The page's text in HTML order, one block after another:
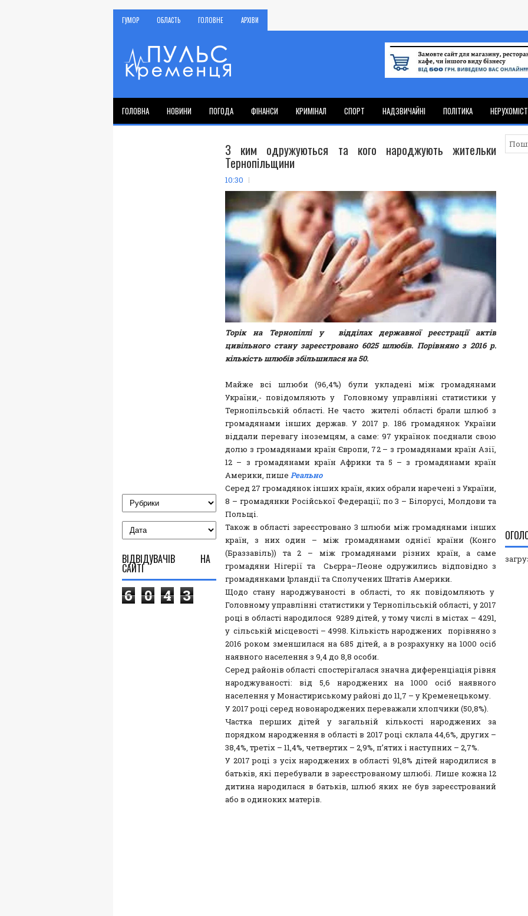
ГУМОР ОБЛАСТЬ ГОЛОВНЕ АРХІВИ
ГОЛОВНА НОВИНИ ПОГОДА ФІНАНСИ КРИМІНАЛ СПОРТ НАДЗВИЧАЙНІ ПОЛІТИКА
З ким одружуються та кого народжують жительки
Тернопільщини
10:30
Торік на Тернопіллі у відділах державної реєстрації актів
цивільного стану зареєстровано 6025 шлюбів. Порівняно з 2016 р.
кількість шлюбів збільшилася на 50.
Майже всі шлюби (96,4%) були укладені між громадянами
України,- повідомляють у Головному управлінні статистики у
Тернопільській області. Не часто жителі області брали шлюб з
громадянами інших держав. У 2017 р. 186 громадянок України
віддали перевагу іноземцям, а саме: 97 українок поєднали свою
долю з громадянами країн Європи, 72 – з громадянами країн Азії,
12 – з громадянами країн Африки та 5 – з громадянами країн
Америки, пише Реально
Серед 27 громадянок інших країн, яких обрали наречені з України,
8 – громадянки Російської Федерації; по 3 – Білорусі, Молдови та
Польщі.
Також в області зареєстровано 3 шлюби між громадянами інших
країн, з них один – між громадянами однієї країни (Конго
(Браззавіль)) та 2 – між громадянами різних країн, а саме
громадяни Нігерії та Сьєрра–Леоне одружились відповідно з
громадянками Ірландії та Сполучених Штатів Америки.
Щодо стану народжуваності в області, то як повідомляють у
Головному управлінні статистики у Тернопільській області, у 2017
році в області народилося 9289 дітей, у тому числі в містах – 4291,
у сільській місцевості – 4998. Кількість народжених порівняно з
2016 роком зменшилася на 685 дітей, а в розрахунку на 1000 осіб
наявного населення з 9,4 до 8,8 особи.
Серед районів області спостерігалася значна диференціація рівня
народжуваності: від 5,6 народжених на 1000 осіб наявного
населення у Монастириському районі до 11,7 – у Кременецькому.
У 2017 році серед новонароджених переважали хлопчики (50,8%).
Частка перших дітей у загальній кількості народжених за
порядком народження в області в 2017 році склала 44,6%, других –
38,4%, третіх – 11,4%, четвертих – 2,9%, п’ятих і наступних – 2,7%.
У 2017 році з усіх народжених в області 91,8% дітей народилися в
батьків, які перебували в зареєстрованому шлюбі. Лише кожна 12
дитина народилася в батьків, шлюб яких не був зареєстрований
або в одиноких матерів.
ВІДВІДУВАЧІВ НА
САЙТІ
6 0 4 3